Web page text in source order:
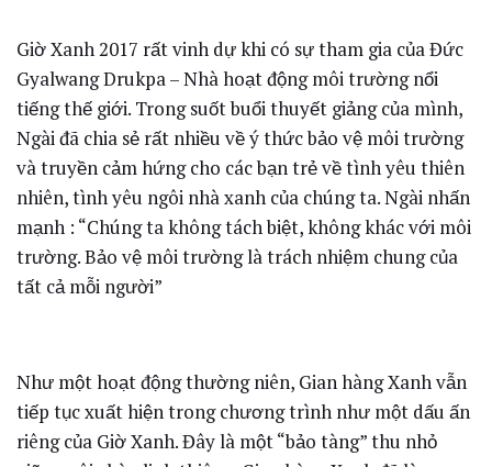
Giờ Xanh 2017 rất vinh dự khi có sự tham gia của Đức
Gyalwang Drukpa – Nhà hoạt động môi trường nổi
tiếng thế giới. Trong suốt buổi thuyết giảng của mình,
Ngài đã chia sẻ rất nhiều về ý thức bảo vệ môi trường
và truyền cảm hứng cho các bạn trẻ về tình yêu thiên
nhiên, tình yêu ngôi nhà xanh của chúng ta. Ngài nhấn
mạnh : “Chúng ta không tách biệt, không khác với môi
trường. Bảo vệ môi trường là trách nhiệm chung của
tất cả mỗi người”
Như một hoạt động thường niên, Gian hàng Xanh vẫn
tiếp tục xuất hiện trong chương trình như một dấu ấn
riêng của Giờ Xanh. Đây là một “bảo tàng” thu nhỏ